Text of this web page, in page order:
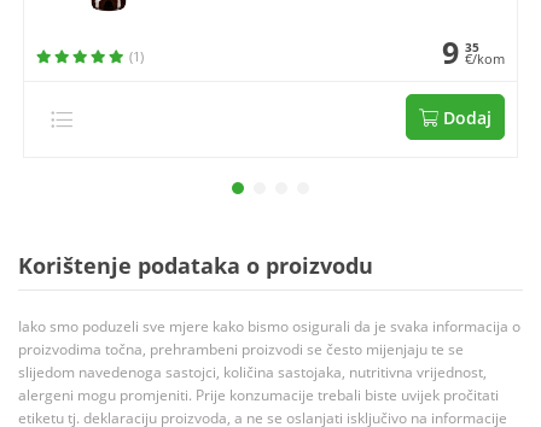
(1) 9 35
€/kom
Dodaj
Korištenje podataka o proizvodu
Iako smo poduzeli sve mjere kako bismo osigurali da je svaka informacija o
proizvodima točna, prehrambeni proizvodi se često mijenjaju te se
slijedom navedenoga sastojci, količina sastojaka, nutritivna vrijednost,
alergeni mogu promjeniti. Prije konzumacije trebali biste uvijek pročitati
etiketu tj. deklaraciju proizvoda, a ne se oslanjati isključivo na informacije